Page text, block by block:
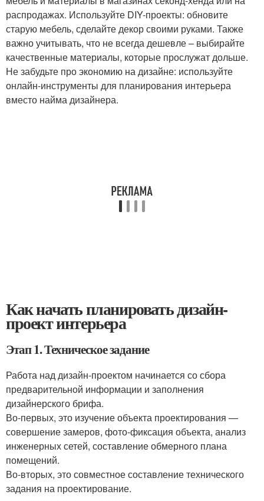
распродажах. Используйте DIY-проекты: обновите
старую мебель, сделайте декор своими руками. Также
важно учитывать, что не всегда дешевле – выбирайте
качественные материалы, которые прослужат дольше.
Не забудьте про экономию на дизайне: используйте
онлайн-инструменты для планирования интерьера
вместо найма дизайнера.
Как начать планировать дизайн-
проект интерьера
Этап 1. Техническое задание
Работа над дизайн-проектом начинается со сбора
предварительной информации и заполнения
дизайнерского брифа.
Во-первых, это изучение объекта проектирования —
совершение замеров, фото-фиксация объекта, анализ
инженерных сетей, составление обмерного плана
помещений.
Во-вторых, это совместное составление технического
задания на проектирование.